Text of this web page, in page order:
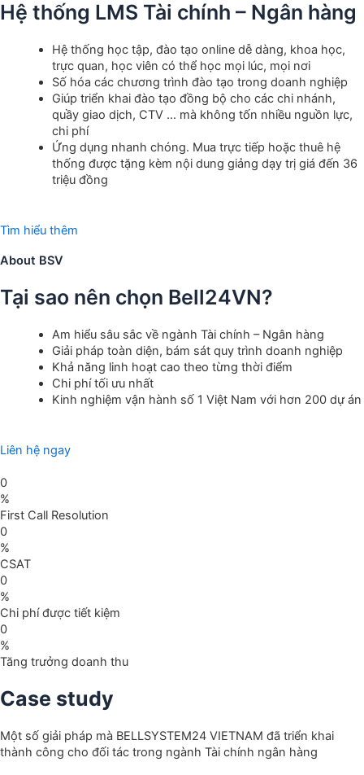
Hệ thống LMS Tài chính – Ngân hàng
Hệ thống học tập, đào tạo online dễ dàng, khoa học,
trực quan, học viên có thể học mọi lúc, mọi nơi
Số hóa các chương trình đào tạo trong doanh nghiệp
Giúp triển khai đào tạo đồng bộ cho các chi nhánh,
quầy giao dịch, CTV … mà không tốn nhiều nguồn lực,
chi phí
Ứng dụng nhanh chóng. Mua trực tiếp hoặc thuê hệ
thống được tặng kèm nội dung giảng dạy trị giá đến 36
triệu đồng
Tìm hiểu thêm
About BSV
Tại sao nên chọn Bell24VN?
Am hiểu sâu sắc về ngành Tài chính – Ngân hàng
Giải pháp toàn diện, bám sát quy trình doanh nghiệp
Khả năng linh hoạt cao theo từng thời điểm
Chi phí tối ưu nhất
Kinh nghiệm vận hành số 1 Việt Nam với hơn 200 dự án
Liên hệ ngay
0
%
First Call Resolution
0
%
CSAT
0
%
Chi phí được tiết kiệm
0
%
Tăng trưởng doanh thu
Case study
Một số giải pháp mà BELLSYSTEM24 VIETNAM đã triển khai
thành công cho đối tác trong ngành Tài chính ngân hàng